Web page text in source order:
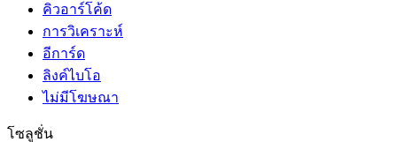
คิวอาร์โค้ด
การวิเคราะห์
อีการ์ด
ลิงค์ไบโอ
ไม่มีโฆษณา
โซลูชั่น